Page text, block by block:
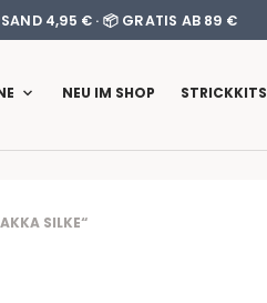
4,95 € · 📦 GRATIS AB 89 €
NEU IM SHOP STRICKKITS
SILKE“